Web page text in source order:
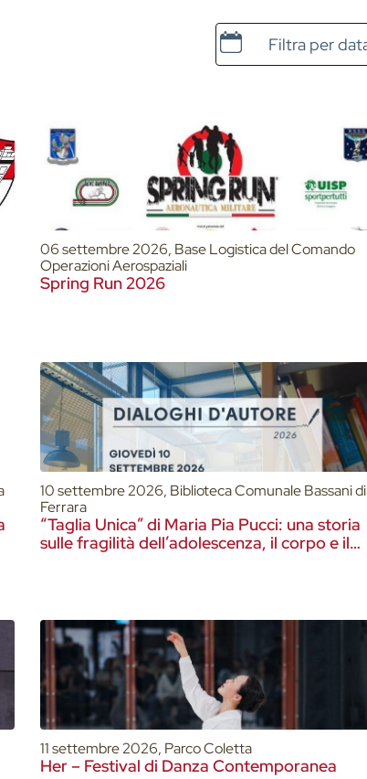
Data e ora di inizio
06 settembre 2026, Base Logistica del Comando
Operazioni Aerospaziali
Spring Run 2026
10 settembre 2026, Biblioteca Comunale Bassani di
Ferrara
“Taglia Unica” di Maria Pia Pucci: una storia
sulle fragilità dell’adolescenza, il corpo e il
11 settembre 2026, Parco Coletta
Her – Festival di Danza Contemporanea